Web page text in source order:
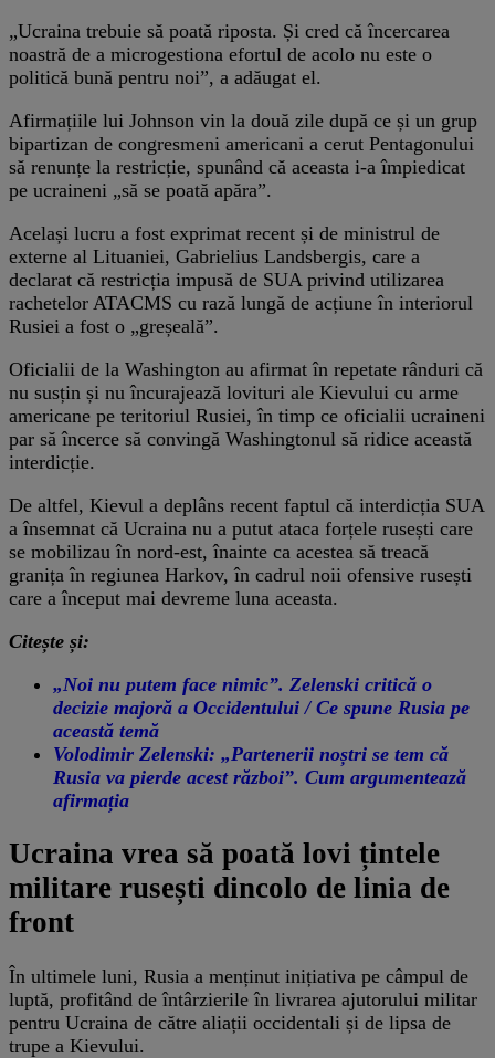
„Ucraina trebuie să poată riposta. Și cred că încercarea
noastră de a microgestiona efortul de acolo nu este o
politică bună pentru noi”, a adăugat el.
Afirmațiile lui Johnson vin la două zile după ce și un grup
bipartizan de congresmeni americani a cerut Pentagonului
să renunțe la restricție, spunând că aceasta i-a împiedicat
pe ucraineni „să se poată apăra”.
Același lucru a fost exprimat recent și de ministrul de
externe al Lituaniei, Gabrielius Landsbergis, care a
declarat că restricția impusă de SUA privind utilizarea
rachetelor ATACMS cu rază lungă de acțiune în interiorul
Rusiei a fost o „greșeală”.
Oficialii de la Washington au afirmat în repetate rânduri că
nu susțin și nu încurajează lovituri ale Kievului cu arme
americane pe teritoriul Rusiei, în timp ce oficialii ucraineni
par să încerce să convingă Washingtonul să ridice această
interdicție.
De altfel, Kievul a deplâns recent faptul că interdicția SUA
a însemnat că Ucraina nu a putut ataca forțele rusești care
se mobilizau în nord-est, înainte ca acestea să treacă
granița în regiunea Harkov, în cadrul noii ofensive rusești
care a început mai devreme luna aceasta.
Citește și:
„Noi nu putem face nimic”. Zelenski critică o
decizie majoră a Occidentului / Ce spune Rusia pe
această temă
Volodimir Zelenski: „Partenerii noștri se tem că
Rusia va pierde acest război”. Cum argumentează
afirmația
Ucraina vrea să poată lovi țintele
militare rusești dincolo de linia de
front
În ultimele luni, Rusia a menținut inițiativa pe câmpul de
luptă, profitând de întârzierile în livrarea ajutorului militar
pentru Ucraina de către aliații occidentali și de lipsa de
trupe a Kievului.